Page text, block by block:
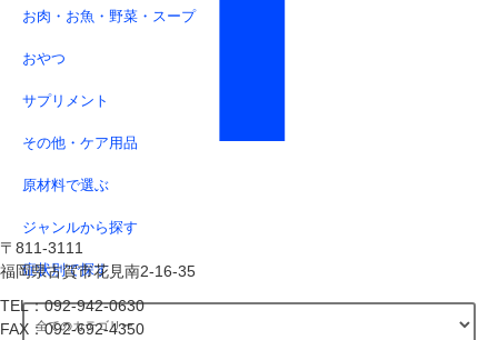
〒811-3111
福岡県古賀市花見南2-16-35
TEL：092-942-0630
FAX：092-692-4350
お肉・お魚・野菜・スープ
おやつ
サプリメント
その他・ケア用品
原材料で選ぶ
ジャンルから探す
症状別で探す